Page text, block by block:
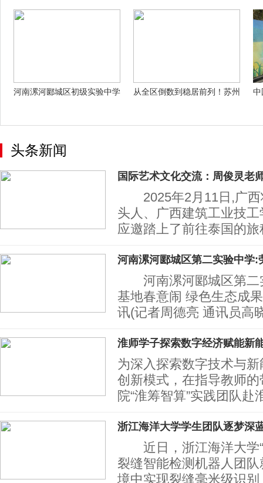
河南漯河郾城区初级实验中学
从全区倒数到稳居前列！苏州
中
头条新闻
国际艺术文化交流：周俊灵老
2025年2月11日,广西
头人、广西建筑工业技
应邀踏上了前往泰国的
河南漯河郾城区第二实验中学:
河南漯河郾城区第二
基地春意闹 绿色生态
讯(记者周德亮 通讯员高
淮师学子探索数字经济赋能新
为深入探索数字技术与
创新模式，在指导教师
院“淮筹智算”实践团队赴
浙江海洋大学学生团队逐梦深
近日，浙江海洋大学“
裂缝智能检测机器人团
境中实现裂缝毫米级识